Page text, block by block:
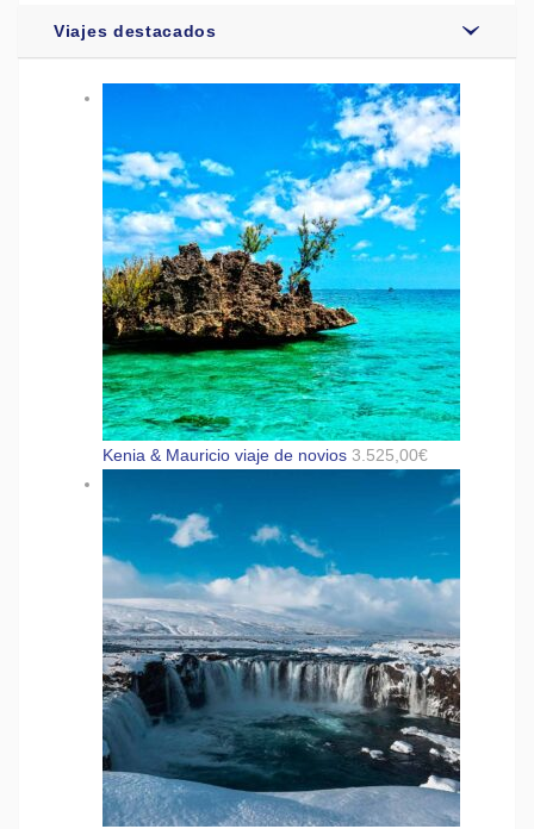
Viajes destacados
Kenia & Mauricio viaje de novios 3.525,00€